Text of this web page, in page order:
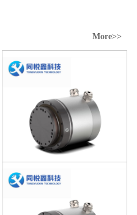
More>>